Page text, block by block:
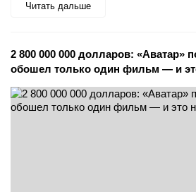
Читать дальше
2 800 000 000 долларов: «Аватар»
обошел только один фильм — и